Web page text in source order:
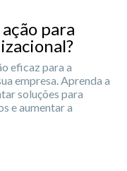
para
eficaz para a
empresa. Aprenda a
soluções para
e aumentar a